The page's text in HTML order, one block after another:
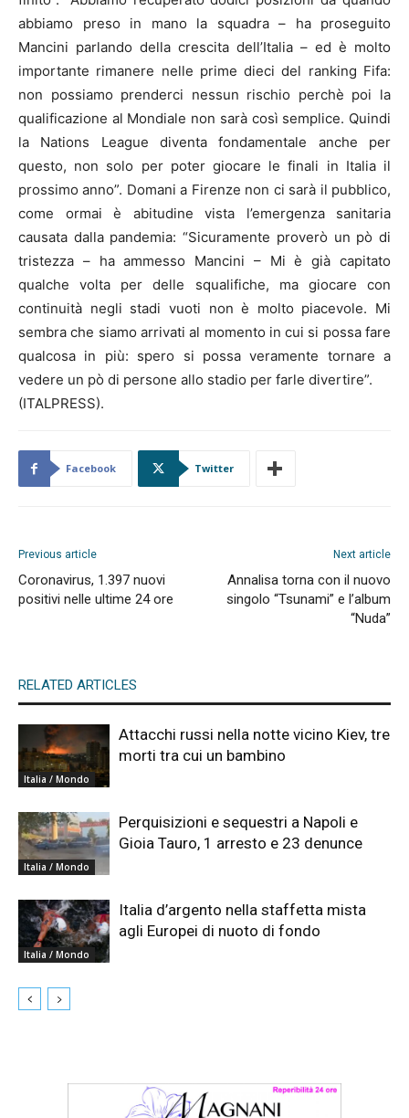
abbiamo preso in mano la squadra – ha proseguito
Mancini parlando della crescita dell’Italia – ed è molto
importante rimanere nelle prime dieci del ranking Fifa:
non possiamo prenderci nessun rischio perchè poi la
qualificazione al Mondiale non sarà così semplice. Quindi
la Nations League diventa fondamentale anche per
questo, non solo per poter giocare le finali in Italia il
prossimo anno”. Domani a Firenze non ci sarà il pubblico,
come ormai è abitudine vista l’emergenza sanitaria
causata dalla pandemia: “Sicuramente proverò un pò di
tristezza – ha ammesso Mancini – Mi è già capitato
qualche volta per delle squalifiche, ma giocare con
continuità negli stadi vuoti non è molto piacevole. Mi
sembra che siamo arrivati al momento in cui si possa fare
qualcosa in più: spero si possa veramente tornare a
vedere un pò di persone allo stadio per farle divertire”.
(ITALPRESS).
Facebook Twitter
Previous article
Coronavirus, 1.397 nuovi
positivi nelle ultime 24 ore
Next article
Annalisa torna con il nuovo
singolo “Tsunami” e l’album
“Nuda”
RELATED ARTICLES
Italia / Mondo
Attacchi russi nella notte vicino Kiev, tre
morti tra cui un bambino
Italia / Mondo
Perquisizioni e sequestri a Napoli e
Gioia Tauro, 1 arresto e 23 denunce
Italia / Mondo
Italia d’argento nella staffetta mista
agli Europei di nuoto di fondo